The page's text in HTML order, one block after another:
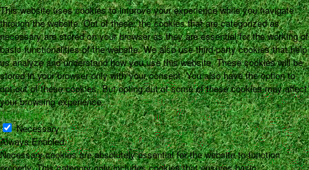
This website uses cookies to improve your experience while you navigate
through the website. Out of these, the cookies that are categorized as
necessary are stored on your browser as they are essential for the working of
basic functionalities of the website. We also use third-party cookies that help
us analyze and understand how you use this website. These cookies will be
stored in your browser only with your consent. You also have the option to
opt-out of these cookies. But opting out of some of these cookies may affect
your browsing experience.
Necessary
Necessary
Always Enabled
Necessary cookies are absolutely essential for the website to function